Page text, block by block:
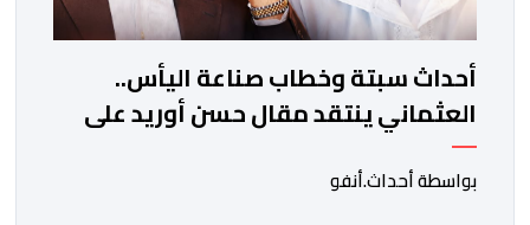
أحداث سبتة وخطاب صناعة اليأس..
العثماني ينتقد مقال حسن أوريد على
موقع "الجزيرة"
بواسطة أحداث.أنفو